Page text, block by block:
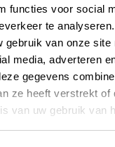
functies voor social
te
gebruik van onze site
media, adverteren
gegevens
ze heeft verstrekt of
van uw gebruik van
have
and never miss